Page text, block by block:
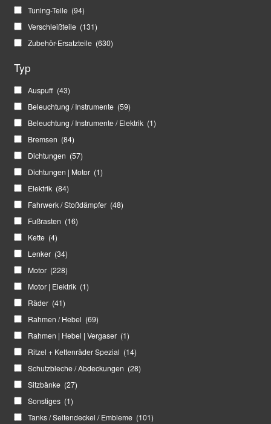
Tuning-Teile (94)
Verschleißteile (131)
Zubehör-Ersatzteile (630)
Typ
Auspuff (43)
Beleuchtung / Instrumente (59)
Beleuchtung / Instrumente / Elektrik (1)
Bremsen (84)
Dichtungen (57)
Dichtungen | Motor (1)
Elektrik (84)
Fahrwerk / Stoßdämpfer (48)
Fußrasten (16)
Kette (4)
Lenker (34)
Motor (228)
Motor | Elektrik (1)
Räder (41)
Rahmen / Hebel (69)
Rahmen | Hebel | Vergaser (1)
Ritzel + Kettenräder Spezial (14)
Schutzbleche / Abdeckungen (28)
Sitzbänke (27)
Sonstiges (1)
Tanks / Seitendeckel / Embleme (101)